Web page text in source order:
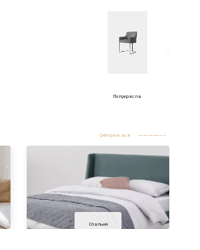
Полукресла
Смотреть все
Спальня